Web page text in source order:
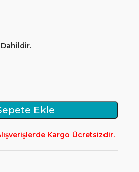
Dahildir.
Ekle
Kargo Ücretsizdir.